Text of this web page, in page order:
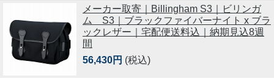
メーカー取寄｜Billingham S3｜ビリンガ
ム S3｜ブラックファイバーナイト x ブラ
ックレザー｜宅配便送料込｜納期見込8週
間
56,430円 (税込)